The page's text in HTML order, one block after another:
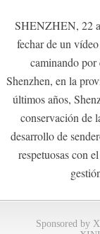
SHENZHEN, 22
fechar de un
caminando
Shenzhen, en la
últimos años,
conservación de
desarrollo de
respetuosas con
Sponsored by